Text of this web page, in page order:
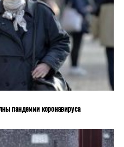
пандемии коронавируса